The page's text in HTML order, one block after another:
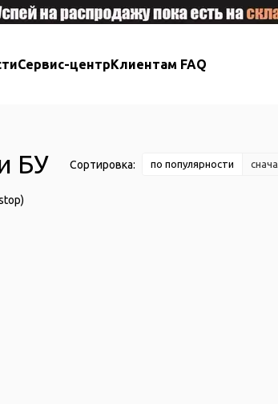
Сервис-центрКлиентам FAQ
БУ Сортировка: по популярности